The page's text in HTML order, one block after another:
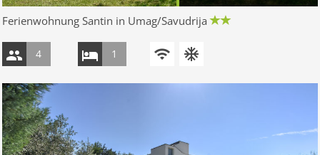
Ferienwohnung Santin in Umag/Savudrija
4 1